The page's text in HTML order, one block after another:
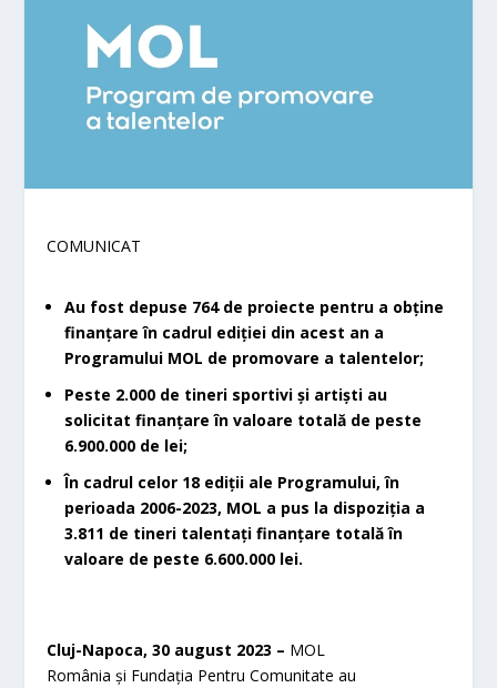
COMUNICAT
Au fost depuse 764 de proiecte pentru a obține
finanțare în cadrul ediției din acest an a
Programului MOL de promovare a talentelor;
Peste 2.000 de tineri sportivi și artiști au
solicitat finanțare în valoare totală de peste
6.900.000 de lei;
În cadrul celor 18 ediții ale Programului, în
perioada 2006-2023, MOL a pus la dispoziția a
3.811 de tineri talentați finanțare totală în
valoare de peste 6.600.000 lei.
Cluj-Napoca, 30 august 2023 – MOL
România și Fundația Pentru Comunitate au